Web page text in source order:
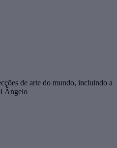
de arte do mundo, incluindo a
Ângelo